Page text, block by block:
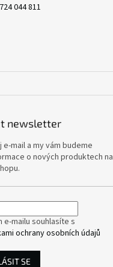
044 811
newsletter
e-mail a my vám budeme
o nových produktech na
e-mailu souhlasíte s
ochrany osobních údajů
SE